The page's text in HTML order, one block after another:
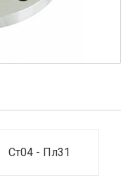
Ст04 - Пл31